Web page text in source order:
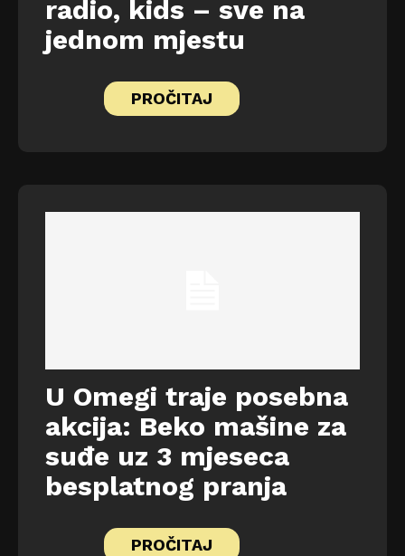
radio, kids – sve na
jednom mjestu
PROČITAJ
U Omegi traje posebna
akcija: Beko mašine za
suđe uz 3 mjeseca
besplatnog pranja
PROČITAJ